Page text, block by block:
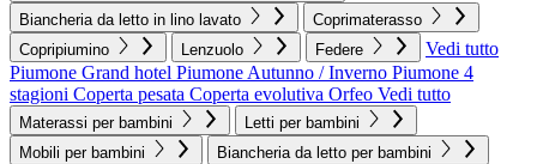
Biancheria da letto in lino lavato
Coprimaterasso
Copripiumino
Lenzuolo Federe
Vedi tutto
Piumone Grand hotel Piumone Autunno / Inverno Piumone 4
stagioni Coperta pesata Coperta evolutiva Orfeo Vedi tutto
Materassi per bambini
Letti per bambini
Mobili per bambini
Biancheria da letto per bambini